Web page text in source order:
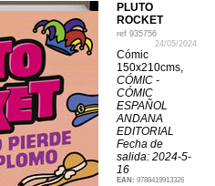
PLUTO
ROCKET
ref 935756
24/05/2024
Cómic
150x210cms,
CÓMIC -
CÓMIC
ESPAÑOL
ANDANA
EDITORIAL
Fecha de
salida: 2024-5-
16
EAN: 9788419913326